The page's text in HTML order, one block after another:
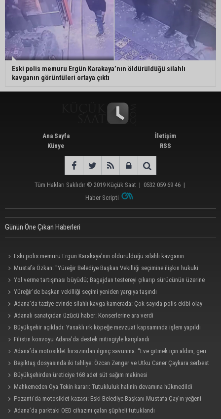
Eski polis memuru Ergün Karakaya’nın öldürüldüğü silahlı
kavganın görüntüleri ortaya çıktı
Ana Sayfa
Künye
İletişim
RSS
Tüm Hakları Saklıdır © 2019 Küçük Saat | 0532 059 69 46 |
Haber Scripti
Günün Öne Çıkan Haberleri
Eski polis memuru Ergün Karakaya’nın öldürüldüğü silahlı kavganın
görüntüleri ortaya çıktı
Mustafa Özkan: "Yüreğir Belediye Başkan Vekilliği seçimine ilişkin hukuki
süreç başlatıldı"
Yol verme tartışması büyüdü; Bagajdan testereyi çıkarıp sürücünün üzerine
yürüdü
Yüreğir’de başkan vekilliği seçimi yeniden yargıya taşındı
Adana’da taziye evinde silahlı kavga kamerada: Çok sayıda polis ekibi olay
yerine sevk edildi
Adanalı sanatçıdan üzücü haber: Konserlerine ara verdi
Büyükşehir açıkladı: Yasaklı ırk köpeğe mevzuat kapsamında işlem yapıldı
Filistin konvoyu Adana'da destek mitingiyle karşılandı
Adana’da motosiklet hırsızından ilginç savunma: “Eve gitmek için aldım, geri
verecektim”
Beşiktaş dosyasında iki tahliye: Özcan Zenger ve Utku Caner Çaykara serbest
bırakıldı
Büyükşehirden üreticiye 168 adet süt sağım makinesi
Mahkemeden Oya Tekin kararı: Tutukluluk halinin devamına hükmedildi
Pozantı’da motosiklet kazası: Eski Belediye Başkanı Mustafa Çay’ın yeğeni
hayatını kaybetti
Adana’da parktaki OED cihazını çalan şüpheli tutuklandı